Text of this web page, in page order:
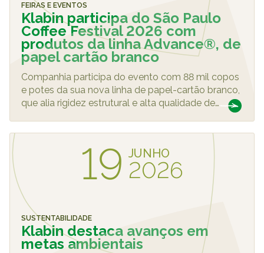
FEIRAS E EVENTOS
Klabin participa do São Paulo
Coffee Festival 2026 com
produtos da linha Advance®, de
papel cartão branco
Companhia participa do evento com 88 mil copos
e potes da sua nova linha de papel-cartão branco,
que alia rigidez estrutural e alta qualidade de…
19 JUNHO
2026
SUSTENTABILIDADE
Klabin destaca avanços em
metas ambientais